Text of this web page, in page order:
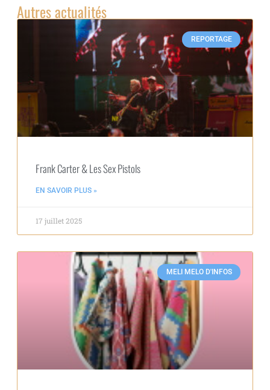
Autres actualités
REPORTAGE
Frank Carter & Les Sex Pistols
EN SAVOIR PLUS »
17 juillet 2025
MELI MELO D'INFOS